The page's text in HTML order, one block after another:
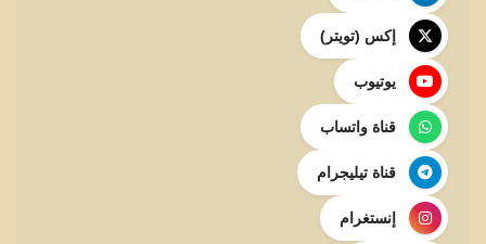
إكس (تويتر)
يوتيوب
قناة واتساب
قناة تيليجرام
إنستغرام